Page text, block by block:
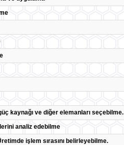
kaynağı ve diğer elemanları seçebilme.
analiz edebilme
işlem sırasını belirleyebilme.